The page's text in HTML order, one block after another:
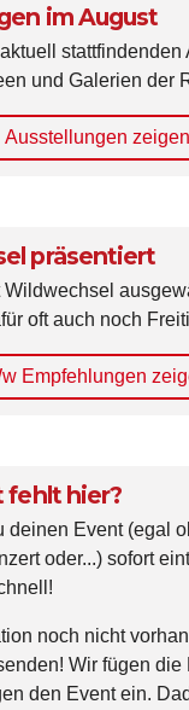
im August
stattfindenden
und Galerien der
Ausstellungen
präsentiert
Wildwechsel
oft auch noch
Empfehlungen
fehlt hier?
deinen Event (egal
oder...) sofort
noch nicht
Wir fügen die
den Event ein.